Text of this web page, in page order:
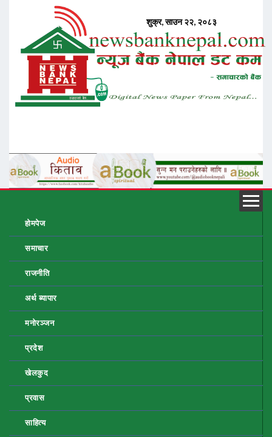
होमपेज
समाचार
राजनीति
अर्थ ब्यापार
मनोरञ्जन
प्रदेश
खेलकुद
प्रवास
साहित्य